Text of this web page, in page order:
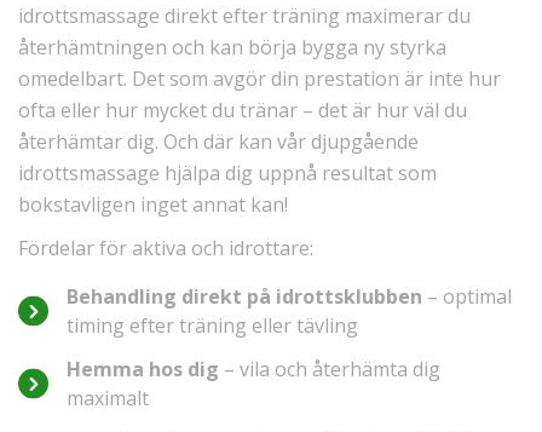
idrottsmassage direkt efter träning maximerar du
återhämtningen och kan börja bygga ny styrka
omedelbart. Det som avgör din prestation är inte hur
ofta eller hur mycket du tränar – det är hur väl du
återhämtar dig. Och där kan vår djupgående
idrottsmassage hjälpa dig uppnå resultat som
bokstavligen inget annat kan!
Fördelar för aktiva och idrottare:
Behandling direkt på idrottsklubben – optimal
timing efter träning eller tävling
Hemma hos dig – vila och återhämta dig
maximalt